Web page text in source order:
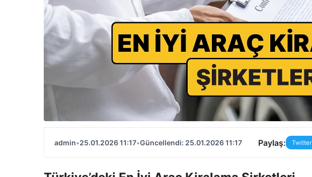
admin•25.01.2026 11:17•Güncellendi: 25.01.2026 11:17 Paylaş: Twitter